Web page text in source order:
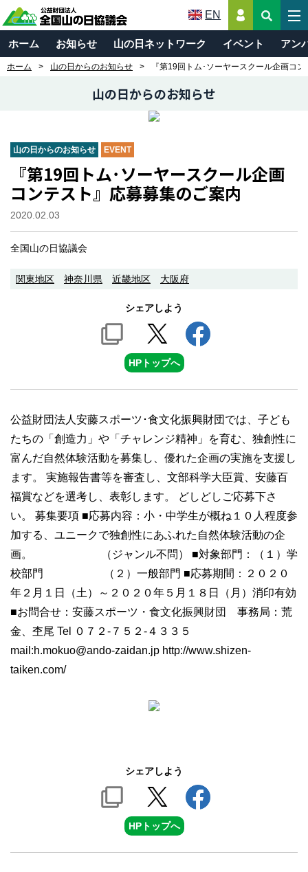
EN
ホーム お知らせ 山の日ネットワーク イベント アン
ホーム 山の日からのお知らせ 『第19回トム･ソーヤースクール企画コ
山の日からのお知らせ
山の日からのお知らせ EVENT
『第19回トム･ソーヤースクール企画
コンテスト』応募募集のご案内
2020.02.03
全国山の日協議会
関東地区 神奈川県 近畿地区 大阪府
シェアしよう
HPトップへ
公益財団法人安藤スポーツ･食文化振興財団では、子ども
たちの「創造力」や「チャレンジ精神」を育む、独創性に
富んだ自然体験活動を募集し、優れた企画の実施を支援し
ます。 実施報告書等を審査し、文部科学大臣賞、安藤百
福賞などを選考し、表彰します。 どしどしご応募下さ
い。 募集要項 ■応募内容：小・中学生が概ね１０人程度参
加する、ユニークで独創性にあふれた自然体験活動の企
画。 （ジャンル不問） ■対象部門：（１）学
校部門 （２）一般部門 ■応募期間：２０２０
年２月１日（土）～２０２０年５月１８日（月）消印有効
■お問合せ：安藤スポーツ・食文化振興財団 事務局：荒
金、杢尾 Tel ０７２-７５２-４３３５
mail:h.mokuo@ando-zaidan.jp http://www.shizen-
taiken.com/
シェアしよう
HPトップへ